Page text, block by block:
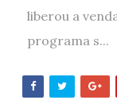
liberou a
programa s...